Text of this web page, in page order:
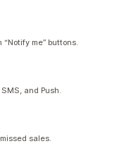
me” buttons.
and Push.
sales.